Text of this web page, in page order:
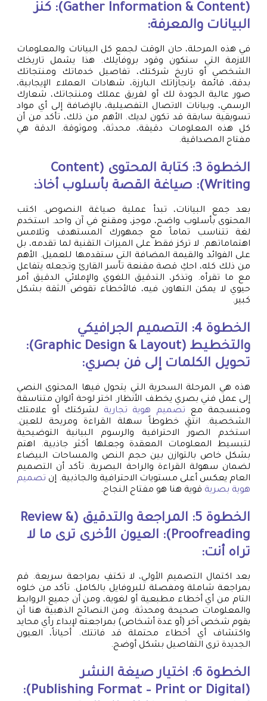
(Gather Information & Content): كنز
البيانات والمعرفة:
في هذه المرحلة، حان الوقت لجمع كل البيانات والمعلومات
اللازمة التي ستكون وقود بروفايلك. هذا يشمل تاريخك
الشخصي أو تاريخ شركتك، تفاصيل خدماتك ومنتجاتك
بدقة، قائمة بإنجازاتك البارزة، شهادات العملاء الإيجابية،
صور عالية الجودة لك أو لفريق عملك ومنتجاتك، شعارك
الرسمي، وبيانات الاتصال التفصيلية، بالإضافة إلى أي مواد
تسويقية سابقة قد تكون لديك. الأهم من ذلك، تأكد من أن
كل هذه المعلومات دقيقة، محدثة، وموثوقة. الدقة هي
مفتاح المصداقية.
الخطوة 3: كتابة المحتوى (Content
Writing): صياغة القصة بأسلوب أخاذ:
بعد جمع البيانات، تبدأ عملية صياغة النصوص. اكتب
المحتوى بأسلوب واضح، موجز، ومقنع في آن واحد. استخدم
لغة تتناسب تماماً مع جمهورك المستهدف وتلامس
اهتماماتهم. لا تركز فقط على الميزات التقنية لما تقدمه، بل
على الفوائد والقيمة المضافة التي ستقدمها للعميل. الأهم
من ذلك كله، احكِ قصة مقنعة تأسر القارئ وتجعله يتفاعل
مع ما تقرأه. وتذكر، التدقيق اللغوي والإملائي الدقيق أمر
حيوي لا يمكن التهاون فيه، فالأخطاء تقوض الثقة بشكل
كبير.
الخطوة 4: التصميم الجرافيكي
والتخطيط (Graphic Design & Layout):
تحويل الكلمات إلى فن بصري:
هذه هي المرحلة السحرية التي يتحول فيها المحتوى النصي
إلى عمل فني بصري يخطف الأنظار. اختر لوحة ألوان متناسقة
ومنسجمة مع تصميم هوية تجارية لشركتك أو علامتك
الشخصية. انتقِ خطوطاً سهلة القراءة ومريحة للعين.
استخدم الصور الاحترافية والرسوم البيانية التوضيحية
لتبسيط المعلومات المعقدة وجعلها أكثر جاذبية. اهتم
بشكل خاص بالتوازن بين حجم النص والمساحات البيضاء
لضمان سهولة القراءة والراحة البصرية. تأكد أن التصميم
العام يعكس أعلى مستويات الاحترافية والجاذبية. إن تصميم
هوية بصرية قوية هنا هو مفتاح النجاح.
الخطوة 5: المراجعة والتدقيق (Review &
Proofreading): العيون الأخرى ترى ما لا
تراه أنت:
بعد اكتمال التصميم الأولي، لا تكتفِ بمراجعة سريعة. قم
بمراجعة شاملة ومفصلة للبروفايل بالكامل. تأكد من خلوه
التام من أي أخطاء مطبعية أو لغوية، ومن أن جميع الروابط
والمعلومات صحيحة ومحدثة. ومن النصائح الذهبية هنا أن
يقوم شخص آخر (أو عدة أشخاص) بمراجعته لإبداء رأي محايد
واكتشاف أي أخطاء محتملة قد فاتتك. أحياناً، العيون
الجديدة ترى التفاصيل بشكل أوضح.
الخطوة 6: اختيار صيغة النشر
(Publishing Format – Print or Digital):